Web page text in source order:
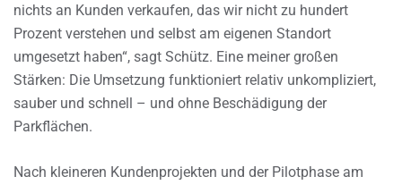
nichts an Kunden verkaufen, das wir nicht zu hundert
Prozent verstehen und selbst am eigenen Standort
umgesetzt haben“, sagt Schütz. Eine meiner großen
Stärken: Die Umsetzung funktioniert relativ unkompliziert,
sauber und schnell – und ohne Beschädigung der
Parkflächen.
Nach kleineren Kundenprojekten und der Pilotphase am